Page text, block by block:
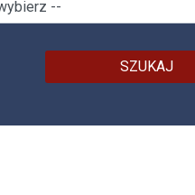
SZUKAJ